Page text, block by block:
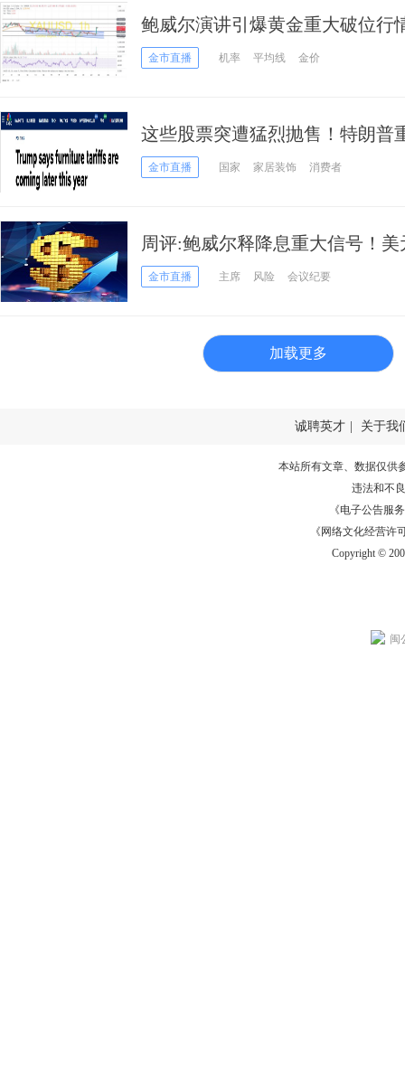
鲍威尔演讲引爆黄金重大破位行
景 投资者如何获利了结？
金市直播 机率 平均线 金价
这些股票突遭猛烈抛售！特朗普
金市直播 国家 家居装饰 消费者
周评:鲍威尔释降息重大信号！
特朗普关税传大消息
金市直播 主席 风险 会议纪要
加载更多
诚聘英才 关于我
本站所有文章、数据仅供
违法和不
《电子公告服务
《网络文化经营许
Copyright ©
闽